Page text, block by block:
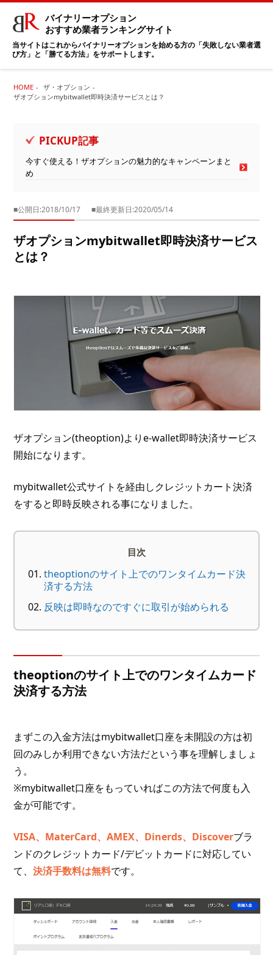
バイナリーオプション
おすすめ業者ランキングサイト
当サイトはこれからバイナリーオプションを始める方の「失敗しない業者選
び方」と「勝てる方法」をサポートします。
HOME
ザ・オプション
ザオプションmybitwallet即時決済サービスとは？
PICKUP記事
今すぐ使える！ザオプションの魅力的なキャンペーンまと
め
■公開日:2018/10/17 ■最終更新日:2020/05/14
ザオプションmybitwallet即時決済サービス
とは？
ザオプション(theoption)よりe-wallet即時決済サービス
開始になります。
mybitwallet公式サイトを経由しクレジットカート決済
をすると即時反映される事になりました。
目次
theoptionのサイト上でのワンタイムカード決
済する方法
反映は即時なのですぐに取引が始められる
theoptionのサイト上でのワンタイムカード
決済する方法
まずこの入金方法はmybitwallet口座を未開設の方は初
回のみしか利用できない方法だという事を理解しましょ
う。
※mybitwallet口座をもっていればこの方法で何度も入
金が可能です。
VISA、MaterCard、AMEX、Dinerds、Discoverブラ
ンドのクレジットカード/デビットカードに対応してい
て、決済手数料は無料です。